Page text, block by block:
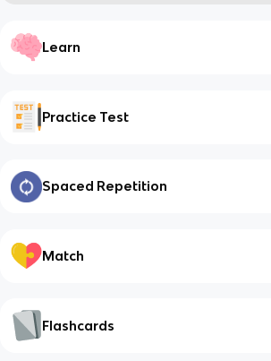
Learn
Practice Test
Spaced Repetition
Match
Flashcards